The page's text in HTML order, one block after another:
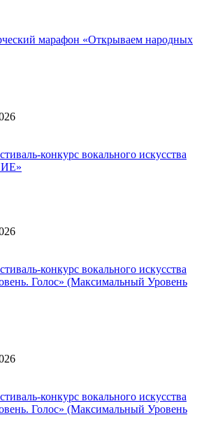
марафон «Открываем народных
конкурс вокального искусства
конкурс вокального искусства
Голос» (Максимальный Уровень
конкурс вокального искусства
Голос» (Максимальный Уровень